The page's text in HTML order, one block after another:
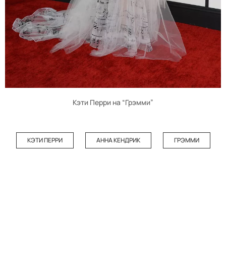
Кэти Перри на “Грэмми”
КЭТИ ПЕРРИ АННА КЕНДРИК ГРЭММИ